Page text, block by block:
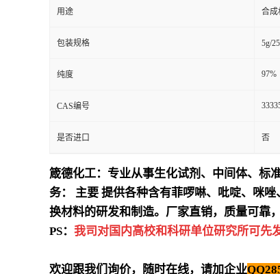
用途 合成
包装规格 5g/
纯度 97%
CAS编号
是否进口 否
箴德化工：专业从事生化试剂、中间体、标
务：
主要 提供各种含有菲啰啉、吡啶、咪
换材料的研发和制造。厂家直销，质量可靠
PS： 我司对国内高校和科研单位研究所可先
欢迎跟我们询价，随时在线，请加企业